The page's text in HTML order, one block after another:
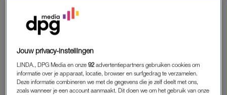
De huurverhogingen zijn net weer doorgevoerd,
boodschappen zijn duurder dan ooit en lonen stijgen helaas
niet zo hard mee. Dit alles zorgt ervoor dat we ons steeds
extra zuinig zijn als het aankomt op onze uitgaven. Maar er zijn
een hoop vrouwen die zich grote zorgen maken over financiële
onzekerheid in de toekomst, zelfs als ze nu goed verdienen.
Dit heetbag lady syndrome, schrijftThe Everygirl.
Jouw privacy-instellingen
LINDA., DPG Media en onze92 advertentiepartners gebruiken cookies om
informatie over je apparaat, locatie, browser en surfgedrag te verzamelen.
Deze informatie combineren we met de gegevens die je zelf deelt met ons,
zoals wanneer je een account aanmaakt. Dit doen we om het gebruik van onze